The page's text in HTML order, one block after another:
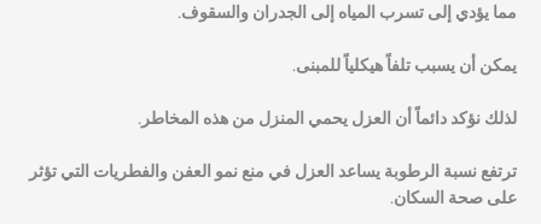
مما يؤدي إلى تسرب المياه إلى الجدران والسقوف.
يمكن أن يسبب تلفاً هيكلياً للمبنى.
لذلك نؤكد دائماً أن العزل يحمي المنزل من هذه المخاطر.
ترتفع نسبة الرطوبة يساعد العزل في منع نمو العفن والفطريات التي تؤثر
على صحة السكان.